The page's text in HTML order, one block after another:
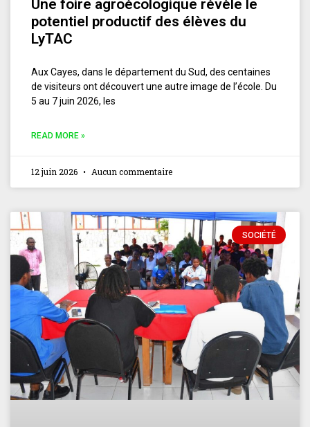
Une foire agroécologique révèle le
potentiel productif des élèves du
LyTAC
Aux Cayes, dans le département du Sud, des centaines
de visiteurs ont découvert une autre image de l’école. Du
5 au 7 juin 2026, les
READ MORE »
12 juin 2026 Aucun commentaire
SOCIÉTÉ